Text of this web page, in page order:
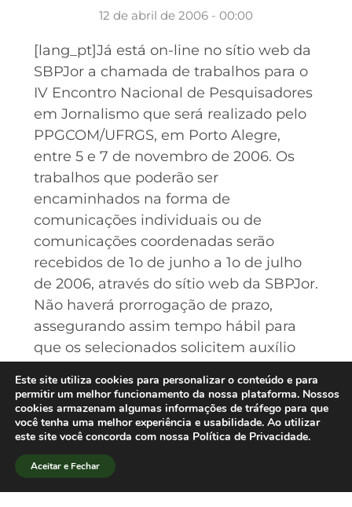
12 de abril de 2006 - 00:00
[lang_pt]Já está on-line no sítio web da
SBPJor a chamada de trabalhos para o
IV Encontro Nacional de Pesquisadores
em Jornalismo que será realizado pelo
PPGCOM/UFRGS, em Porto Alegre,
entre 5 e 7 de novembro de 2006. Os
trabalhos que poderão ser
encaminhados na forma de
comunicações individuais ou de
comunicações coordenadas serão
recebidos de 1o de junho a 1o de julho
de 2006, através do sítio web da SBPJor.
Não haverá prorrogação de prazo,
assegurando assim tempo hábil para
que os selecionados solicitem auxílio
edição de abril do SBPJor Notícias,
confiraentrevistacom a diretora
científica da SBPJor e coordenadora
geral do IV Encontro, Marcia Benetti
Machado.[/lang_pt]
Este site utiliza cookies para personalizar o conteúdo e para
permitir um melhor funcionamento da nossa plataforma. Nossos
cookies armazenam algumas informações de tráfego para que
você tenha uma melhor experiência e usabilidade. Ao utilizar
este site você concorda com nossa Política de Privacidade.
Aceitar e Fechar